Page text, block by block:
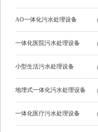
AO一体化污水处理设备
一体化医院污水处理设备
小型生活污水处理设备
地埋式一体化污水处理设备
一体化医疗污水处理设备